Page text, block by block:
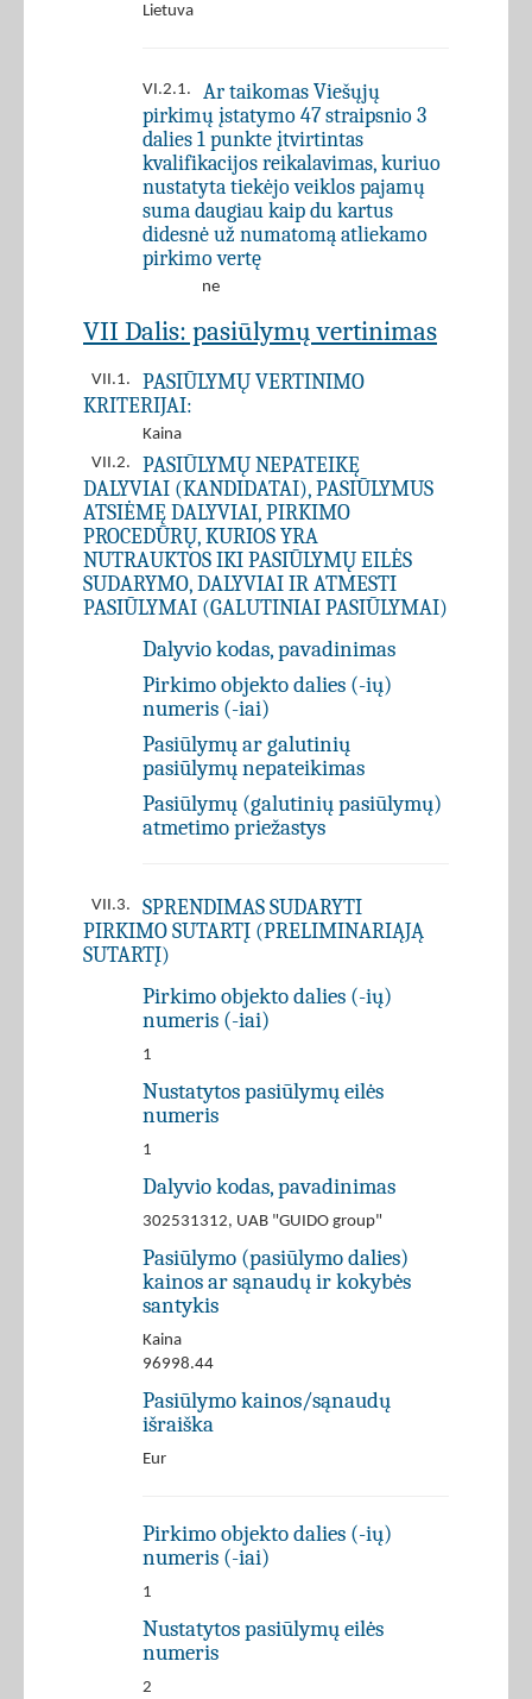
Lietuva
VI.2.1.
Ar taikomas Viešųjų
pirkimų įstatymo 47 straipsnio 3
dalies 1 punkte įtvirtintas
kvalifikacijos reikalavimas, kuriuo
nustatyta tiekėjo veiklos pajamų
suma daugiau kaip du kartus
didesnė už numatomą atliekamo
pirkimo vertę
ne
VII Dalis: pasiūlymų vertinimas
VII.1.
PASIŪLYMŲ VERTINIMO
KRITERIJAI:
Kaina
VII.2.
PASIŪLYMŲ NEPATEIKĘ
DALYVIAI (KANDIDATAI), PASIŪLYMUS
ATSIĖMĘ DALYVIAI, PIRKIMO
PROCEDŪRŲ, KURIOS YRA
NUTRAUKTOS IKI PASIŪLYMŲ EILĖS
SUDARYMO, DALYVIAI IR ATMESTI
PASIŪLYMAI (GALUTINIAI PASIŪLYMAI)
Dalyvio kodas, pavadinimas
Pirkimo objekto dalies (-ių)
numeris (-iai)
Pasiūlymų ar galutinių
pasiūlymų nepateikimas
Pasiūlymų (galutinių pasiūlymų)
atmetimo priežastys
VII.3.
SPRENDIMAS SUDARYTI
PIRKIMO SUTARTĮ (PRELIMINARIĄJĄ
SUTARTĮ)
Pirkimo objekto dalies (-ių)
numeris (-iai)
1
Nustatytos pasiūlymų eilės
numeris
1
Dalyvio kodas, pavadinimas
302531312, UAB "GUIDO group"
Pasiūlymo (pasiūlymo dalies)
kainos ar sąnaudų ir kokybės
santykis
Kaina
96998.44
Pasiūlymo kainos/sąnaudų
išraiška
Eur
Pirkimo objekto dalies (-ių)
numeris (-iai)
1
Nustatytos pasiūlymų eilės
numeris
2